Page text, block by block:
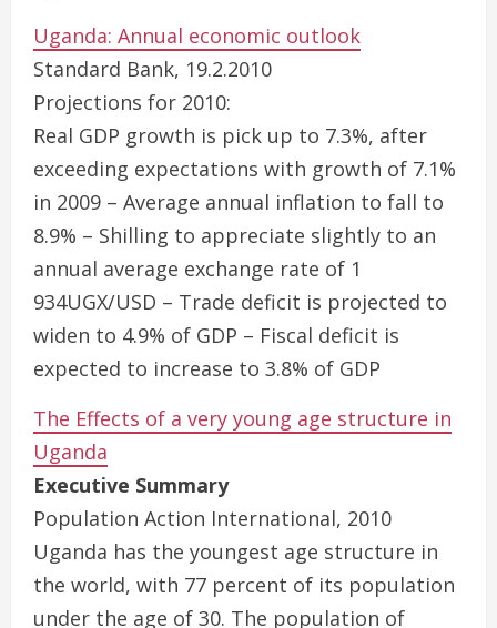
Uganda: Annual economic outlook
Standard Bank, 19.2.2010
Projections for 2010:
Real GDP growth is pick up to 7.3%, after
exceeding expectations with growth of 7.1%
in 2009 – Average annual inflation to fall to
8.9% – Shilling to appreciate slightly to an
annual average exchange rate of 1
934UGX/USD – Trade deficit is projected to
widen to 4.9% of GDP – Fiscal deficit is
expected to increase to 3.8% of GDP
The Effects of a very young age structure in
Uganda
Executive Summary
Population Action International, 2010
Uganda has the youngest age structure in
the world, with 77 percent of its population
under the age of 30. The population of